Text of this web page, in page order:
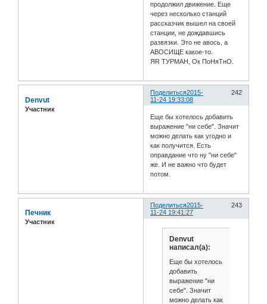
продолжил движение. Еще
через несколько станций
рассказчик вышел на своей
станции, не дождавшись
развязки. Это не авось, а
АВОСИЩЕ какое-то.
ЯR ТУРМАН, Ок ПоНяТнО.
Поделиться 242
2015-
11-24 19:33:08
Denvut
Участник
Еще бы хотелось добавить
выражение "ни себе". Значит
можно делать как угодно и
как получится. Есть
оправдание что ну "ни себе"
же. И не важно что будет
потом.
Поделиться 243
2015-
11-24 19:41:27
Печник
Участник
Denvut
написал(а):
Еще бы хотелось
добавить
выражение "ни
себе". Значит
можно делать как